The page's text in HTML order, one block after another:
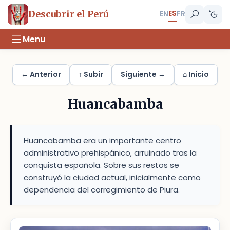
Descubrir el Perú ENESFR
Menu
← Anterior ↑ Subir Siguiente → ⌂ Inicio
Huancabamba
Huancabamba era un importante centro
administrativo prehispánico, arruinado tras la
conquista española. Sobre sus restos se
construyó la ciudad actual, inicialmente como
dependencia del corregimiento de Piura.